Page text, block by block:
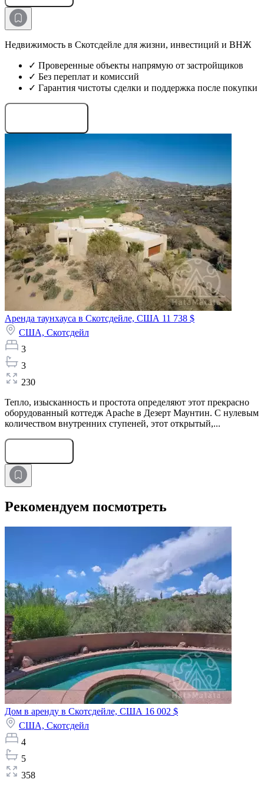
Недвижимость в Скотсдейле для жизни, инвестиций и ВНЖ
✓ Проверенные объекты напрямую от застройщиков
✓ Без переплат и комиссий
✓ Гарантия чистоты сделки и поддержка после покупки
Аренда таунхауса в Скотсдейле, США 11 738 $
США, Скотсдейл
3
3
230
Тепло, изысканность и простота определяют этот прекрасно
оборудованный коттедж Apache в Дезерт Маунтин. С нулевым
количеством внутренних ступеней, этот открытый,...
Рекомендуем посмотреть
Дом в аренду в Скотсдейле, США 16 002 $
США, Скотсдейл
4
5
358